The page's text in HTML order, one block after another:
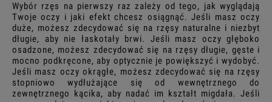
Wybór rzęs na pierwszy raz zależy od tego, jak wyglądają
Twoje oczy i jaki efekt chcesz osiągnąć. Jeśli masz oczy
duże, możesz zdecydować się na rzęsy naturalne i niezbyt
długie, aby nie łaskotały brwi. Jeśli masz oczy głęboko
osadzone, możesz zdecydować się na rzęsy długie, gęste i
mocno podkręcone, aby optycznie je powiększyć i wydobyć.
Jeśli masz oczy okrągłe, możesz zdecydować się na rzęsy
stopniowo wydłużające się od wewnętrznego do
zewnętrznego kącika, aby nadać im kształt migdała. Jeśli